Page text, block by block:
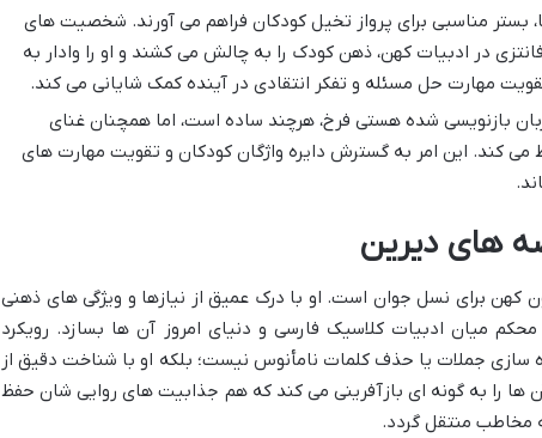
مناسبی برای پرواز تخیل کودکان فراهم می آورند. شخصیت های
فانتزی در ادبیات کهن، ذهن کودک را به چالش می کشند و او را وادار به
مهارت حل مسئله و تفکر انتقادی در آینده کمک شایانی می کند.
بازنویسی شده هستی فرخ، هرچند ساده است، اما همچنان غنای
می کند. این امر به گسترش دایره واژگان کودکان و تقویت مهارت های
های دیرین
کهن برای نسل جوان است. او با درک عمیق از نیازها و ویژگی های ذهنی
میان ادبیات کلاسیک فارسی و دنیای امروز آن ها بسازد. رویکرد
سازی جملات یا حذف کلمات نامأنوس نیست؛ بلکه او با شناخت دقیق از
ها را به گونه ای بازآفرینی می کند که هم جذابیت های روایی شان حفظ
مخاطب منتقل گردد.